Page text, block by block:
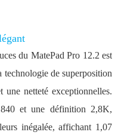
du MatePad Pro 12.2 est
technologie de superposition
netteté exceptionnelles.
et une définition 2,8K,
inégalée, affichant 1,07